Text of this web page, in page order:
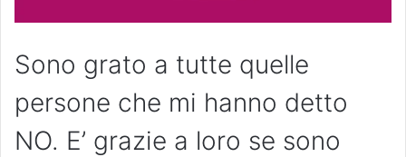
Sono grato a tutte quelle
persone che mi hanno detto
NO. E’ grazie a loro se sono